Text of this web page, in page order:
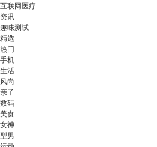
互联网医疗
资讯
趣味测试
精选
热门
手机
生活
风尚
亲子
数码
美食
女神
型男